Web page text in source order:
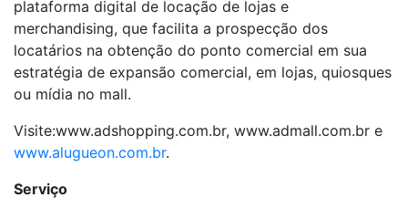
plataforma digital de locação de lojas e
merchandising, que facilita a prospecção dos
locatários na obtenção do ponto comercial em sua
estratégia de expansão comercial, em lojas, quiosques
ou mídia no mall.
Visite:www.adshopping.com.br, www.admall.com.br e
www.alugueon.com.br.
Serviço